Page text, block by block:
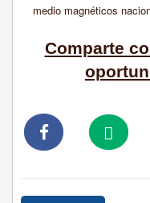
medio magnéticos
Comparte